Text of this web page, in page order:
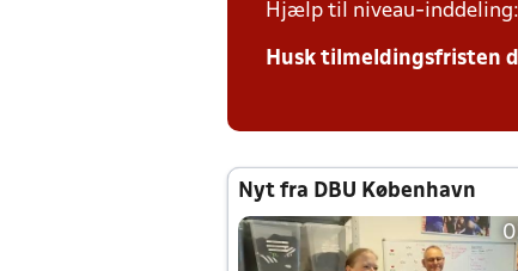
Hjælp til niveau-inddeling:
Husk tilmeldingsfristen
Nyt fra DBU København